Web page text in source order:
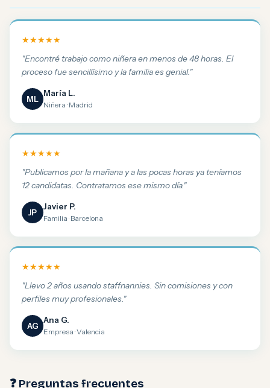
★★★★★
"Encontré trabajo como niñera en menos de 48 horas. El
proceso fue sencillísimo y la familia es genial."
ML
María L.
Niñera · Madrid
★★★★★
"Publicamos por la mañana y a las pocas horas ya teníamos
12 candidatas. Contratamos ese mismo día."
JP
Javier P.
Familia · Barcelona
★★★★★
"Llevo 2 años usando staffnannies. Sin comisiones y con
perfiles muy profesionales."
AG
Ana G.
Empresa · Valencia
❓ Preguntas frecuentes